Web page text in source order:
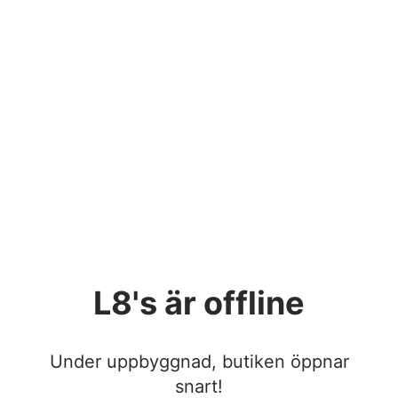
L8's är offline
Under uppbyggnad, butiken öppnar
snart!